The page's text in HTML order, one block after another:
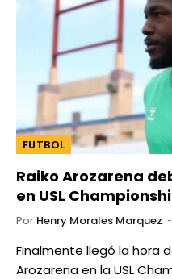
FUTBOL
Raiko Arozarena
en USL
Por Henry Morales Marquez
Finalmente llegó la hora
Arozarena en la USL